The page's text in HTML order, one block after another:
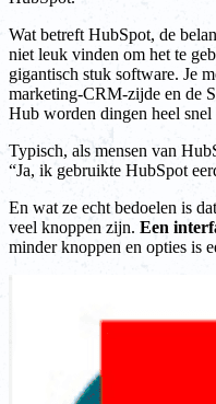
Wat betreft HubSpot, de
niet leuk vinden om het te
gigantisch stuk software. Je
marketing-CRM-zijde en de
Hub worden dingen heel snel
Typisch, als mensen van
“Ja, ik gebruikte HubSpot
En wat ze echt bedoelen is
veel knoppen zijn. Een
minder knoppen en opties is